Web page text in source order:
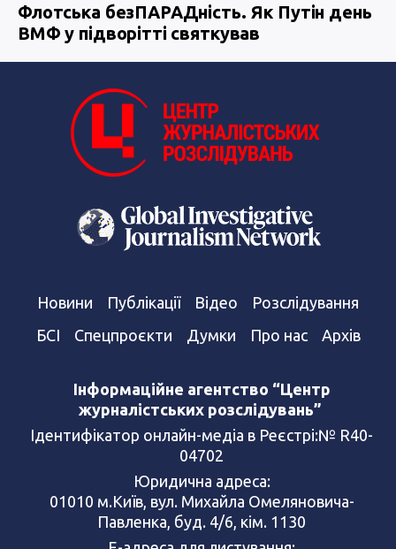
Флотська безПАРАДність. Як Путін день
ВМФ у підворітті святкував
Новини Публікації Відео
Розслідування
БСІ
Спецпроєкти Думки Про нас Архів
Інформаційне агентство “Центр
журналістських розслідувань”
Ідентифікатор онлайн-медіа в Реєстрі:№ R40-
04702
Юридична адреса:
01010 м.Київ, вул. Михайла Омеляновича-
Павленка, буд. 4/6, кім. 1130